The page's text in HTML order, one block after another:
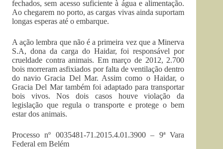
fechados, sem acesso suficiente à água e alimentação.
Ao chegarem no porto, as cargas vivas ainda suportam
longas esperas até o embarque.
A ação lembra que não é a primeira vez que a Minerva
S.A, dona da carga do Haidar, foi responsável por
crueldade contra animais. Em março de 2012, 2.700
bois morreram asfixiados por falta de ventilação dentro
do navio Gracia Del Mar. Assim como o Haidar, o
Gracia Del Mar também foi adaptado para transportar
bois vivos. Nos dois casos houve violação da
legislação que regula o transporte e protege o bem
estar dos animais.
Processo nº 0035481-71.2015.4.01.3900 – 9ª Vara
Federal em Belém